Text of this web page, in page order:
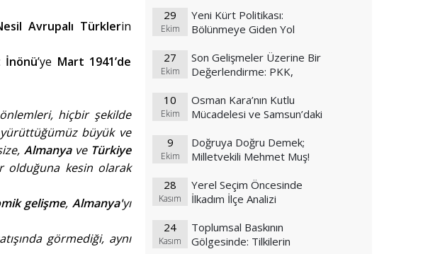
Avrupalı Türklerin
İnönü’ye Mart 1941’de
hiçbir şekilde
büyük ve
Almanyave Türkiye
olduğuna kesin olarak
gelişme,Almanya'yı
görmediği, aynı
29
Ekim
Yeni Kürt Politikası:
Bölünmeye Giden Yol
27
Ekim
Son Gelişmeler Üzerine Bir
Değerlendirme: PKK,
10
Ekim
Osman Kara’nın Kutlu
Mücadelesi ve Samsun’daki
Bayrak Yakma Olayı
9
Ekim
Doğruya Doğru Demek;
Milletvekili Mehmet Muş!
28
Kasım
Yerel Seçim Öncesinde
İlkadım İlçe Analizi
24
Kasım
Toplumsal Baskının
Gölgesinde: Tilkilerin